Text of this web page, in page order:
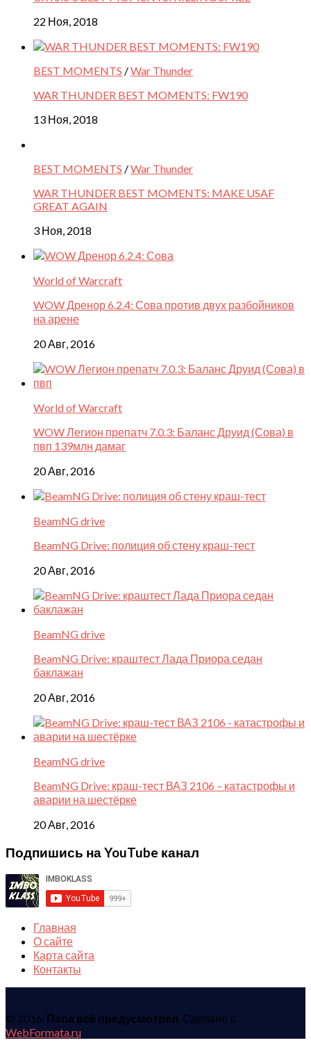
22 Ноя, 2018
BEST MOMENTS /War Thunder
WAR THUNDER BEST MOMENTS: FW190
13 Ноя, 2018
BEST MOMENTS /War Thunder
WAR THUNDER BEST MOMENTS: MAKE USAF
GREAT AGAIN
3 Ноя, 2018
World of Warcraft
WOW Дренор 6.2.4: Сова против двух разбойников
на арене
20 Авг, 2016
World of Warcraft
WOW Легион препатч 7.0.3: Баланс Друид (Сова) в
пвп 139млн дамаг
20 Авг, 2016
BeamNG drive
BeamNG Drive: полиция об стену краш-тест
20 Авг, 2016
BeamNG drive
BeamNG Drive: краштест Лада Приора седан
баклажан
20 Авг, 2016
BeamNG drive
BeamNG Drive: краш-тест ВАЗ 2106 – катастрофы и
аварии на шестёрке
20 Авг, 2016
Подпишись на YouTube канал
Главная
О сайте
Карта сайта
Контакты
© 2016. Папа всё предусмотрел . Сделано в
WebFormata.ru